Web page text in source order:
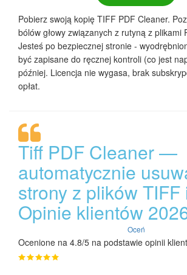
Pobierz swoją kopię TIFF PDF Cleaner.
bólów głowy związanych z rutyną z plikami
Jesteś po bezpiecznej stronie -
być zapisane do ręcznej kontroli (co jest
później. Licencja nie wygasa, brak
opłat.
Tiff PDF Cleaner —
automatycznie
strony z plików TIFF
Opinie klientów
Oceń
Ocenione na 4.8/5 na podstawie opinii